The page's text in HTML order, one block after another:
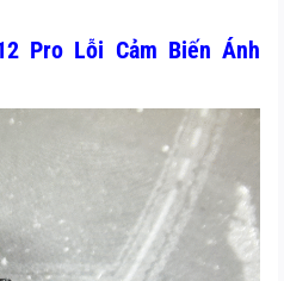
Pro Lỗi Cảm Biến Ánh